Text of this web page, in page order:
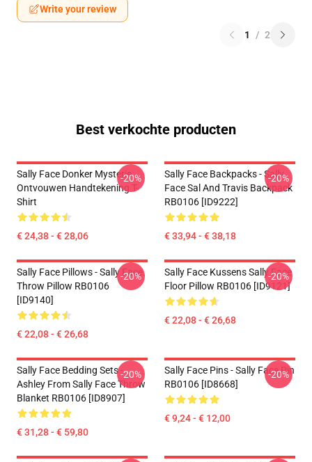
Write your review
1 / 2
Best verkochte producten
Sally Face Donker Mysterie
Ontvouwen Handtekening T-
Shirt
€ 24,38 - € 28,06
-20%
Sally Face Backpacks - Sally
Face Sal And Travis Backpack
RB0106 [ID9222]
€ 33,94 - € 38,18
-20%
Sally Face Pillows - Sally Face.
Throw Pillow RB0106
[ID9140]
€ 22,08 - € 26,68
-20%
Sally Face Kussens Sally Face
Floor Pillow RB0106 [ID9121]
€ 22,08 - € 26,68
-20%
Sally Face Bedding Sets -
Ashley From Sally Face Throw
Blanket RB0106 [ID8907]
€ 31,28 - € 59,80
-20%
Sally Face Pins - Sally Face Pin
RB0106 [ID8668]
€ 9,24 - € 12,00
-20%